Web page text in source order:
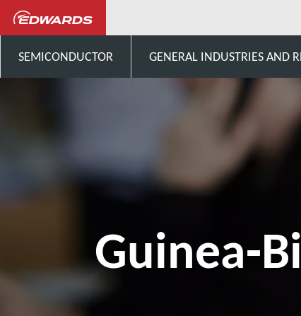
SEMICONDUCTOR GENERAL INDUSTRIES AND
Guinea-